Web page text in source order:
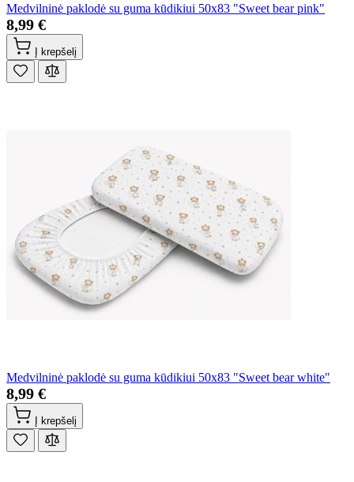
Medvilninė paklodė su guma kūdikiui 50x83 "Sweet bear pink"
8,99 €
Į krepšelį
Medvilninė paklodė su guma kūdikiui 50x83 "Sweet bear white"
8,99 €
Į krepšelį